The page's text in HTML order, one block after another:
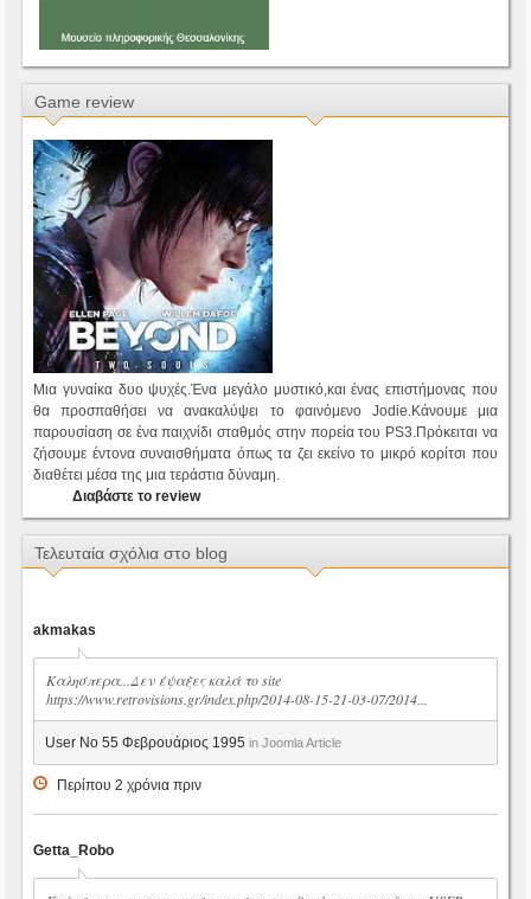
Game review
Μια γυναίκα δυο ψυχές.Ένα μεγάλο μυστικό,και ένας επιστήμονας που
θα προσπαθήσει να ανακαλύψει το φαινόμενο Jodie.Κάνουμε μια
παρουσίαση σε ένα παιχνίδι σταθμός στην πορεία του PS3.Πρόκειται να
ζήσουμε έντονα συναισθήματα όπως τα ζει εκείνο το μικρό κορίτσι που
διαθέτει μέσα της μια τεράστια δύναμη.
Διαβάστε το review
Τελευταία σχόλια στο blog
akmakas
Καλησπερα...Δεν έψαξες καλά το site
https://www.retrovisions.gr/index.php/2014-08-15-21-03-07/2014...
User No 55 Φεβρουάριος 1995 in Joomla Article
Περίπου 2 χρόνια πριν
Getta_Robo